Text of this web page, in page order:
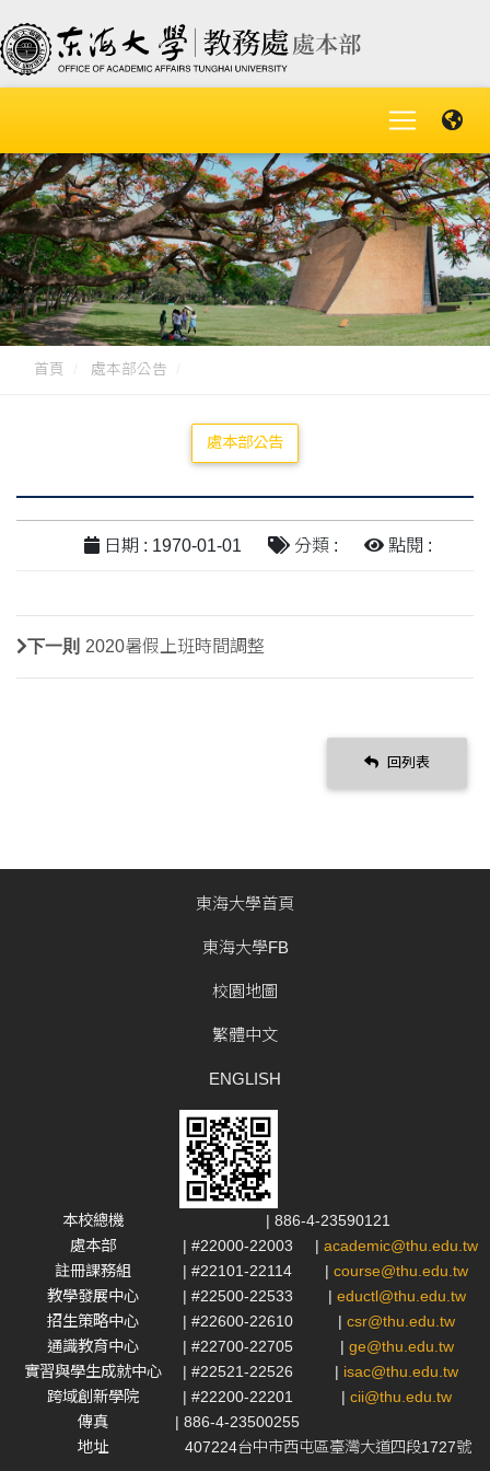
首頁 處本部公告
處本部公告
日期 : 1970-01-01 分類 : 點閱 :
下一則 2020暑假上班時間調整
回列表
東海大學首頁
東海大學FB
校園地圖
繁體中文
ENGLISH
本校總機
| 886-4-23590121
處本部
| #22000-22003 | academic@thu.edu.tw
註冊課務組
| #22101-22114 | course@thu.edu.tw
教學發展中心
| #22500-22533 | eductl@thu.edu.tw
招生策略中心
| #22600-22610 | csr@thu.edu.tw
通識教育中心
| #22700-22705 | ge@thu.edu.tw
實習與學生成就中心
| #22521-22526 | isac@thu.edu.tw
跨域創新學院
| #22200-22201 | cii@thu.edu.tw
傳真
| 886-4-23500255
地址
407224台中市西屯區臺灣大道四段1727號